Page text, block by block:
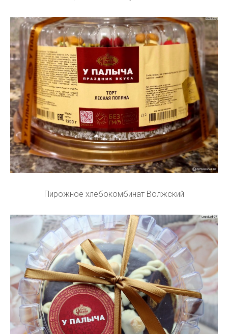
Пирожное хлебокомбинат Волжский